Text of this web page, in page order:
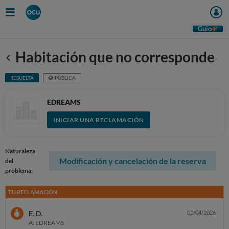
Guio
Anterior
Habitación que no corresponde
RESUELTA PÚBLICA
EDREAMS
INICIAR UNA RECLAMACIÓN
Naturaleza
del
problema:
Modificación y cancelación de la reserva
TU RECLAMACIÓN
E. D.
A: EDREAMS
01/04/2026